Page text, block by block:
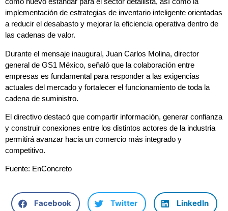
implementación de estrategias de inventario inteligente orientadas
a reducir el desabasto y mejorar la eficiencia operativa dentro de
las cadenas de valor.
Durante el mensaje inaugural, Juan Carlos Molina, director
general de GS1 México, señaló que la colaboración entre
empresas es fundamental para responder a las exigencias
actuales del mercado y fortalecer el funcionamiento de toda la
cadena de suministro.
El directivo destacó que compartir información, generar confianza
y construir conexiones entre los distintos actores de la industria
permitirá avanzar hacia un comercio más integrado y
competitivo.
Fuente: EnConcreto
Facebook Twitter LinkedIn